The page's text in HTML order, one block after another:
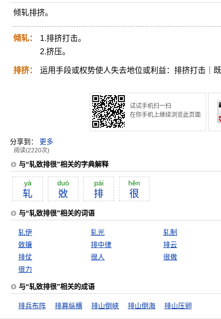
倾轧排挤。
倾轧：
1.排挤打击。
2.挤压。
排挤： 运用手段或权势使人失去地位或利益：排挤打击｜
试试手机扫一扫
在你手机上继续浏览此页面
分享到： 更多
阅读(2220次)
与“轧敚排很”相关的字典解释
yà
轧
duó
敚
pái
排
hĕn
很
与“轧敚排很”相关的词语
轧伊 轧光
轧制
敚攘
排中律
排云
排仗
很人
很傲
很力
与“轧敚排很”相关的成语
排兵布阵 排奡纵横 排山倒峡 排山倒海 排山压卵